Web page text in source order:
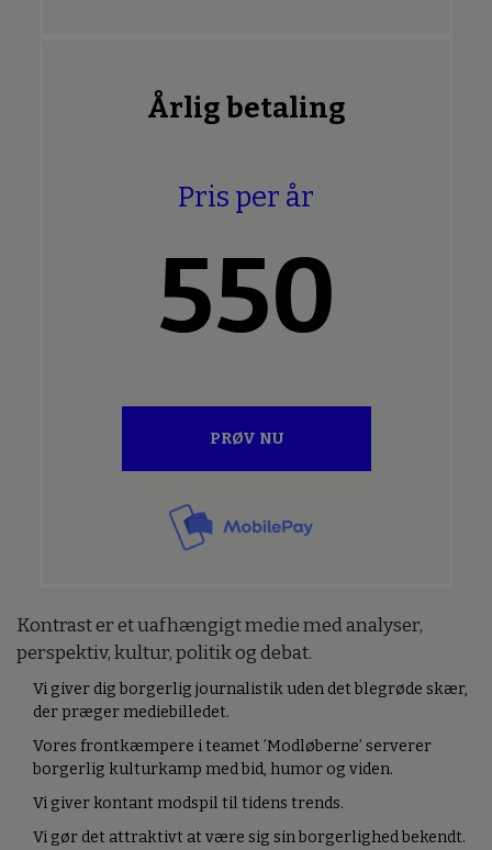
Årlig betaling
Pris per år
550
PRØV NU
Kontrast er et uafhængigt medie med analyser,
perspektiv, kultur, politik og debat.
Vi giver dig borgerlig journalistik uden det blegrøde skær,
der præger mediebilledet.
Vores frontkæmpere i teamet ’Modløberne’ serverer
borgerlig kulturkamp med bid, humor og viden.
Vi giver kontant modspil til tidens trends.
Vi gør det attraktivt at være sig sin borgerlighed bekendt.